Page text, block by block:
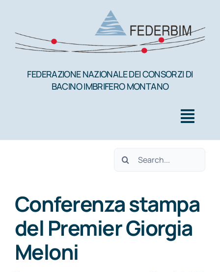
contenuto
FEDERAZIONE NAZIONALE DEI CONSORZI DI
BACINO IMBRIFERO MONTANO
HOME
FEDERBIM
CONSORZI BIM
Cerca
Conferenza stampa
del Premier Giorgia
Meloni